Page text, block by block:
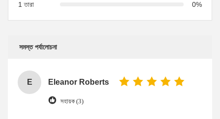
1 তারা
0%
সমস্ত পর্যালোচনা
E Eleanor Roberts
সহায়ক (3)